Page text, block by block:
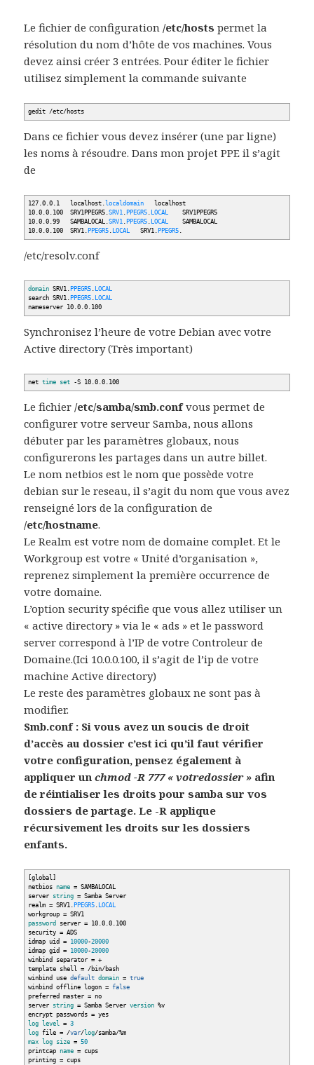
Le fichier de configuration /etc/hostspermet la
résolution du nom d’hôte de vos machines. Vous
devez ainsi créer 3 entrées. Pour éditer le fichier
utilisez simplement la commande suivante
gedit/etc/hosts
Dans ce fichier vous devez insérer (une par ligne)
les noms à résoudre. Dans mon projet PPE il s’agit
de
127.0.0.1 localhost. localdomain localhost
10.0.0.100 SRV1PPEGR5.SRV1 . PPEGR5 . LOCAL SRV1PPEGR5
10.0.0.99 SAMBALOCAL.SRV1 . PPEGR5 . LOCAL SAMBALOCAL
10.0.0.100 SRV1. PPEGR5 . LOCAL SRV1. PPEGR5 .
/etc/resolv.conf
domain SRV1. PPEGR5 . LOCAL
search SRV1. PPEGR5 . LOCAL
nameserver 10.0.0.100
Synchronisez l’heure de votre Debian avec votre
Active directory (Très important)
nettime set -S 10.0.0.100
Le fichier /etc/samba/smb.confvous permet de
configurer votre serveur Samba, nous allons
débuter par les paramètres globaux, nous
configurerons les partages dans un autre billet.
Le nom netbios est le nom que possède votre
debian sur le reseau, il s’agit du nom que vous avez
renseigné lors de la configuration de
/etc/hostname.
Le Realm est votre nom de domaine complet. Et le
Workgroup est votre « Unité d’organisation »,
reprenez simplement la première occurrence de
votre domaine.
L’option security spécifie que vous allez utiliser un
« active directory » via le « ads » et le password
server correspond à l’IP de votre Controleur de
Domaine.(Ici 10.0.0.100, il s’agit de l’ip de votre
machine Active directory)
Le reste des paramètres globaux ne sont pas à
modifier.
Smb.conf : Si vous avez un soucis de droit
d’accès au dossier c’est ici qu’il faut vérifier
votre configuration, pensez également à
appliquer unchmod -R 777 « votredossier » afin
de réintialiser les droits pour samba sur vos
dossiers de partage. Le -R applique
récursivement les droits sur les dossiers
enfants.
[global]
netbiosname = SAMBALOCAL
server string = Samba Server
realm = SRV1. PPEGR5 . LOCAL
workgroup = SRV1
password
server = 10.0.0.100
security = ADS
idmap uid = 10000-20000
idmap gid = 10000-20000
winbind separator = +
template shell =/bin/bash
winbind usedefault domain =true
winbind offline logon =false
preferred master = no
server string = Samba Serverversion %v
encrypt passwords = yes
log
level =3
log file =/var/ log/samba/%m
max
log size =50
printcapname = cups
printing = cups